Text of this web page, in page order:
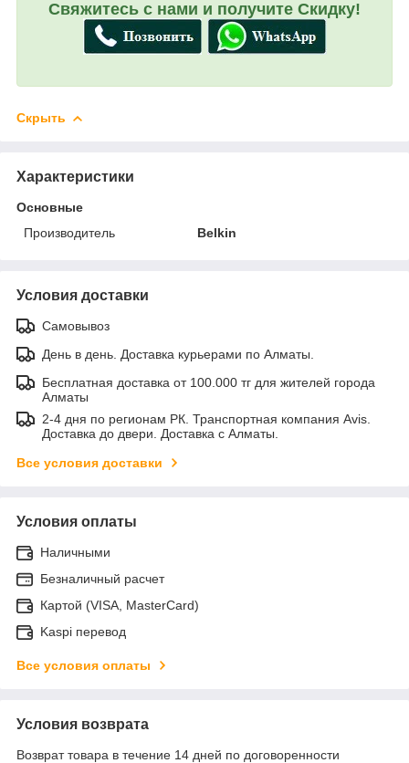
Свяжитесь с нами и получите Скидку!
Скрыть
Характеристики
Основные
Производитель
Belkin
Условия доставки
Самовывоз
День в день. Доставка курьерами по Алматы.
Бесплатная доставка от 100.000 тг для жителей города
Алматы
2-4 дня по регионам РК. Транспортная компания Avis.
Доставка до двери. Доставка с Алматы.
Все условия доставки
Условия оплаты
Наличными
Безналичный расчет
Картой (VISA, MasterCard)
Kaspi перевод
Все условия оплаты
Условия возврата
Возврат товара в течение 14 дней по договоренности